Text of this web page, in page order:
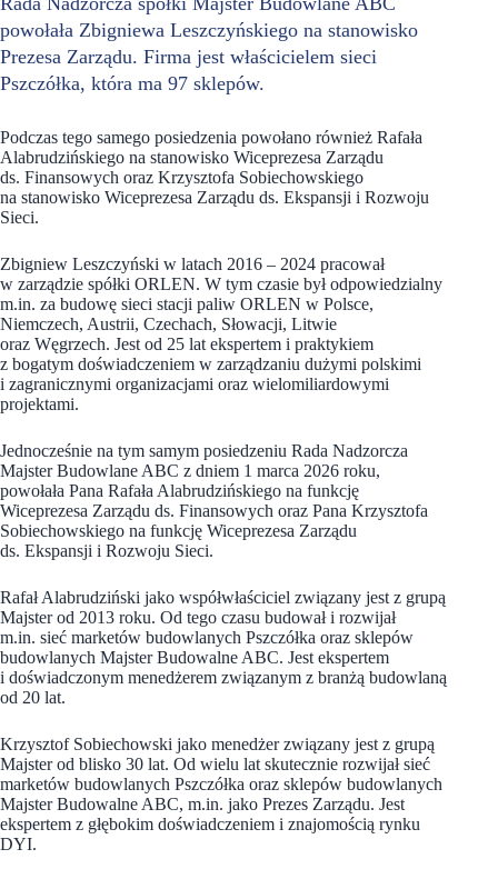
powołała Zbigniewa Leszczyńskiego na stanowisko
Prezesa Zarządu. Firma jest właścicielem sieci
Pszczółka, która ma 97 sklepów.
Podczas tego samego posiedzenia powołano również Rafała
Alabrudzińskiego na stanowisko Wiceprezesa Zarządu
ds. Finansowych oraz Krzysztofa Sobiechowskiego
na stanowisko Wiceprezesa Zarządu ds. Ekspansji i Rozwoju
Sieci.
Zbigniew Leszczyński w latach 2016 – 2024 pracował
w zarządzie spółki ORLEN. W tym czasie był odpowiedzialny
m.in. za budowę sieci stacji paliw ORLEN w Polsce,
Niemczech, Austrii, Czechach, Słowacji, Litwie
oraz Węgrzech. Jest od 25 lat ekspertem i praktykiem
z bogatym doświadczeniem w zarządzaniu dużymi polskimi
i zagranicznymi organizacjami oraz wielomiliardowymi
projektami.
Jednocześnie na tym samym posiedzeniu Rada Nadzorcza
Majster Budowlane ABC z dniem 1 marca 2026 roku,
powołała Pana Rafała Alabrudzińskiego na funkcję
Wiceprezesa Zarządu ds. Finansowych oraz Pana Krzysztofa
Sobiechowskiego na funkcję Wiceprezesa Zarządu
ds. Ekspansji i Rozwoju Sieci.
Rafał Alabrudziński jako współwłaściciel związany jest z grupą
Majster od 2013 roku. Od tego czasu budował i rozwijał
m.in. sieć marketów budowlanych Pszczółka oraz sklepów
budowlanych Majster Budowalne ABC. Jest ekspertem
i doświadczonym menedżerem związanym z branżą budowlaną
od 20 lat.
Krzysztof Sobiechowski jako menedżer związany jest z grupą
Majster od blisko 30 lat. Od wielu lat skutecznie rozwijał sieć
marketów budowlanych Pszczółka oraz sklepów budowlanych
Majster Budowalne ABC, m.in. jako Prezes Zarządu. Jest
ekspertem z głębokim doświadczeniem i znajomością rynku
DYI.